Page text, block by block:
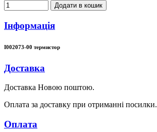
Додати в кошик
Інформація
I002073-00 термистор
Доставка
Доставка Новою поштою.
Оплата за доставку при отриманні посилки.
Оплата